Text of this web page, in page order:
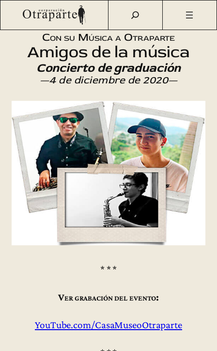
Saltar
Otraparte.org /Agenda Cultural Música
Amigos de la
Con su Música a Otraparte
Amigos de la música
Concierto de graduación
—4 de diciembre de 2020—
* * *
Ver grabación del evento:
YouTube.com/CasaMuseoOtraparte